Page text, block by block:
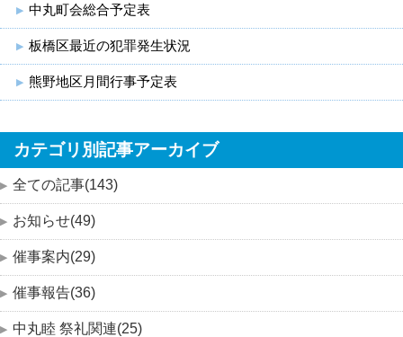
中丸町会総合予定表
板橋区最近の犯罪発生状況
熊野地区月間行事予定表
カテゴリ別記事アーカイブ
全ての記事(143)
お知らせ(49)
催事案内(29)
催事報告(36)
中丸睦 祭礼関連(25)